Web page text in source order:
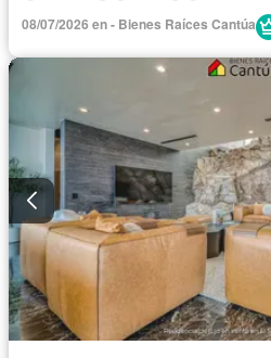
Vista
08/07/2026 en - Bienes Raíces Cantúa